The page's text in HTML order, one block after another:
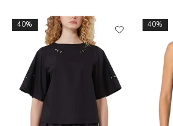
40% 40%